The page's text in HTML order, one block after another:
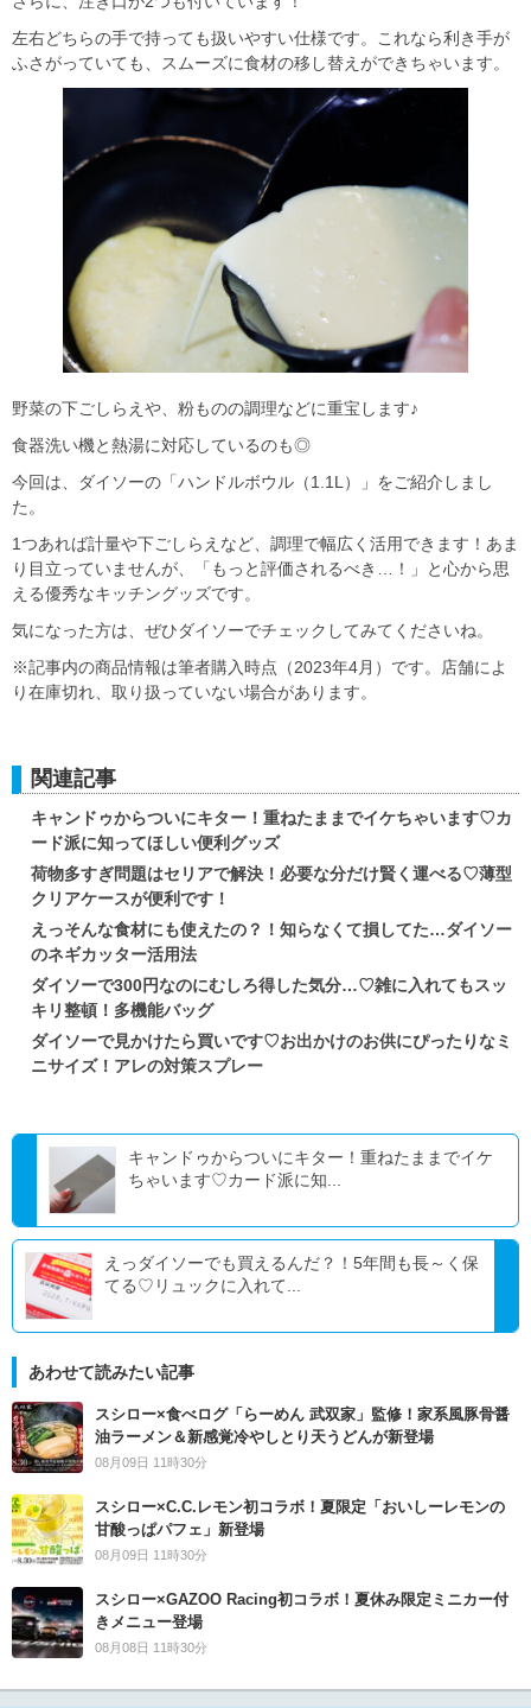
左右どちらの手で持っても扱いやすい仕様です。これなら利き手が
ふさがっていても、スムーズに食材の移し替えができちゃいます。
野菜の下ごしらえや、粉ものの調理などに重宝します♪
食器洗い機と熱湯に対応しているのも◎
今回は、ダイソーの「ハンドルボウル（1.1L）」をご紹介しまし
た。
1つあれば計量や下ごしらえなど、調理で幅広く活用できます！あま
り目立っていませんが、「もっと評価されるべき…！」と心から思
える優秀なキッチングッズです。
気になった方は、ぜひダイソーでチェックしてみてくださいね。
※記事内の商品情報は筆者購入時点（2023年4月）です。店舗によ
り在庫切れ、取り扱っていない場合があります。
関連記事
キャンドゥからついにキター！重ねたままでイケちゃいます♡カ
ード派に知ってほしい便利グッズ
荷物多すぎ問題はセリアで解決！必要な分だけ賢く運べる♡薄型
クリアケースが便利です！
えっそんな食材にも使えたの？！知らなくて損してた…ダイソー
のネギカッター活用法
ダイソーで300円なのにむしろ得した気分…♡雑に入れてもスッ
キリ整頓！多機能バッグ
ダイソーで見かけたら買いです♡お出かけのお供にぴったりなミ
ニサイズ！アレの対策スプレー
キャンドゥからついにキター！重ねたままでイケ
ちゃいます♡カード派に知...
えっダイソーでも買えるんだ？！5年間も長～く保
てる♡リュックに入れて...
あわせて読みたい記事
スシロー×食べログ「らーめん 武双家」監修！家系風豚骨醤
油ラーメン＆新感覚冷やしとり天うどんが新登場
08月09日 11時30分
スシロー×C.C.レモン初コラボ！夏限定「おいしーレモンの
甘酸っぱパフェ」新登場
08月09日 11時30分
スシロー×GAZOO Racing初コラボ！夏休み限定ミニカー付
きメニュー登場
08月08日 11時30分